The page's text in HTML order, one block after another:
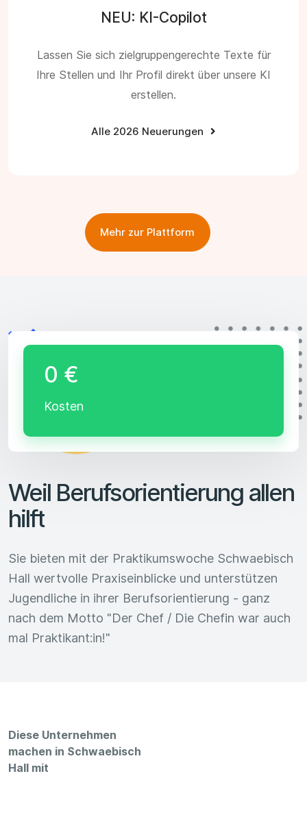
NEU: KI-Copilot
Lassen Sie sich zielgruppengerechte Texte für
Ihre Stellen und Ihr Profil direkt über unsere KI
erstellen.
Alle 2026 Neuerungen
Mehr zur Plattform
Weil Berufsorientierung allen
hilft
Sie bieten mit der Praktikumswoche Schwaebisch
Hall wertvolle Praxiseinblicke und unterstützen
Jugendliche in ihrer Berufsorientierung - ganz
nach dem Motto "Der Chef / Die Chefin war auch
mal Praktikant:in!"
0 €
Kosten
Diese Unternehmen
machen in Schwaebisch
Hall mit